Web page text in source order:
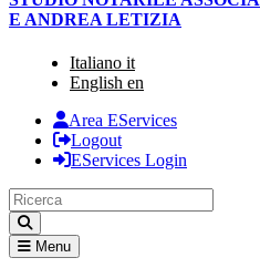
E ANDREA LETIZIA
Italiano it
English en
Area EServices
Logout
EServices Login
Menu